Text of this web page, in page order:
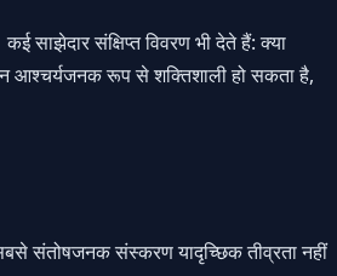
साझेदार संक्षिप्त विवरण भी देते हैं: क्या
आश्चर्यजनक रूप से शक्तिशाली हो सकता है,
संतोषजनक संस्करण यादृच्छिक तीव्रता नहीं